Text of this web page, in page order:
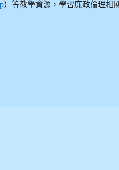
）等教學資源，學習廉政倫理相